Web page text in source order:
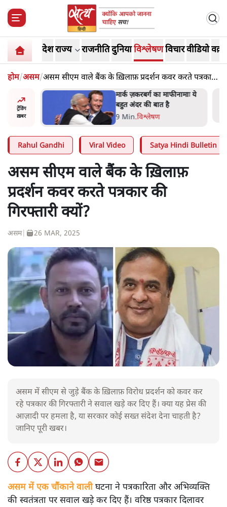
देशराज्य राजनीतिदुनियाविश्लेषणविचारवीडियो
होम/असम/असम सीएम वाले बैंक के ख़िलाफ़ प्रदर्शन कवर करते पत्रकार
की गिरफ्तारी क्यों?
ट्रेंडिंग
ख़बर
भागवत
मार्क ज़करबर्ग का माफीनामाः ये
बहुत अंदर की बात है
9 Min.विश्लेषण
Rahul Gandhi Viral Video Satya Hindi Bulletin
असम सीएम वाले बैंक के ख़िलाफ़
प्रदर्शन कवर करते पत्रकार की
गिरफ्तारी क्यों?
असम| 26 MAR, 2025
असम में सीएम से जुड़े बैंक के ख़िलाफ़ विरोध प्रदर्शन को कवर कर
रहे पत्रकार की गिरफ्तारी ने सवाल खड़े कर दिए हैं। क्या यह प्रेस की
आज़ादी पर हमला है, या सरकार कोई सख्त संदेश देना चाहती है?
जानिए पूरी खबर।
असम में एक चौंकाने वाली घटना ने पत्रकारिता और अभिव्यक्ति
की स्वतंत्रता पर सवाल खड़े कर दिए हैं। वरिष्ठ पत्रकार दिलावर